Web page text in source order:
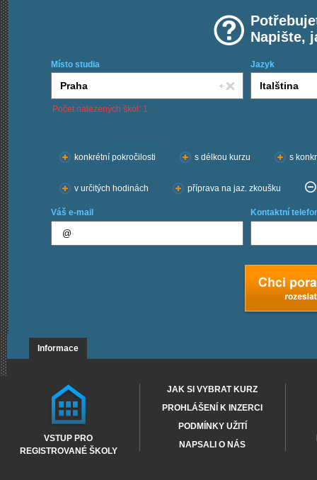
Napište,
Místo studia Jazyk
Počet nalezených škol: 1
konkrétní pokročilosti
s délkou kurzu s
v určitých hodinách příprava na jaz. zkoušku
Váš e-mail Kontaktní
Informace
VSTUP PRO
REGISTROVANÉ ŠKOLY
JAK SI VYBRAT KURZ
PROHLÁŠENÍ K INZERCI
PODMÍNKY UŽITÍ
NAPSALI O NÁS